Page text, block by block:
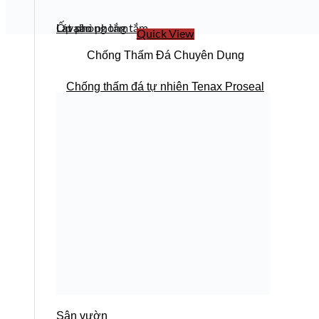
Ốp phòng tắm
Lát sàn phòng tắm
Lavabo
Sân vườn
Quick View
Chống Thấm Đá Chuyên Dụng
Chống thấm đá tự nhiên Tenax Proseal